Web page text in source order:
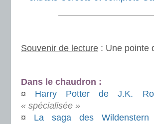
Souvenir de lecture : Une pointe
Dans le chaudron :
¤ Harry Potter de J.K.
« spécialisée »
¤ La saga des Wildenstern